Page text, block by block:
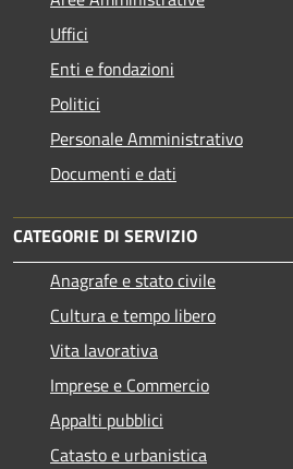
Uffici
Enti e fondazioni
Politici
Personale Amministrativo
Documenti e dati
CATEGORIE DI SERVIZIO
Anagrafe e stato civile
Cultura e tempo libero
Vita lavorativa
Imprese e Commercio
Appalti pubblici
Catasto e urbanistica